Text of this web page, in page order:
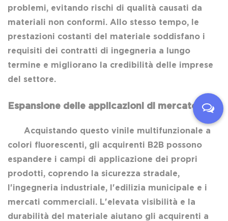
problemi, evitando rischi di qualità causati da
materiali non conformi. Allo stesso tempo, le
prestazioni costanti del materiale soddisfano i
requisiti dei contratti di ingegneria a lungo
termine e migliorano la credibilità delle imprese
del settore.
Espansione delle applicazioni di mercato
Acquistando questo vinile multifunzionale a
colori fluorescenti, gli acquirenti B2B possono
espandere i campi di applicazione dei propri
prodotti, coprendo la sicurezza stradale,
l'ingegneria industriale, l'edilizia municipale e i
mercati commerciali. L'elevata visibilità e la
durabilità del materiale aiutano gli acquirenti a